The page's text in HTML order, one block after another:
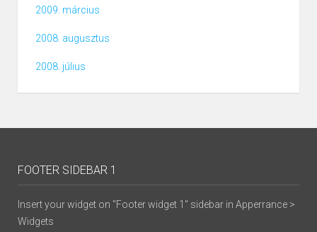
2009. március
2008. augusztus
2008. július
FOOTER SIDEBAR 1
Insert your widget on "Footer widget 1" sidebar in Apperrance >
Widgets